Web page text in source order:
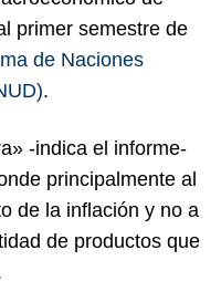
primer semestre de
de Naciones
.
-indica el informe-
principalmente al
de la inflación y no a
de productos que